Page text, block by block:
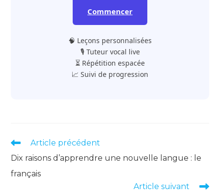
Commencer
🧠 Leçons personnalisées
🎙️ Tuteur vocal live
⏳ Répétition espacée
📈 Suivi de progression
Read
articles
Article précédent
Dix raisons d’apprendre une nouvelle langue : le
français
Article suivant